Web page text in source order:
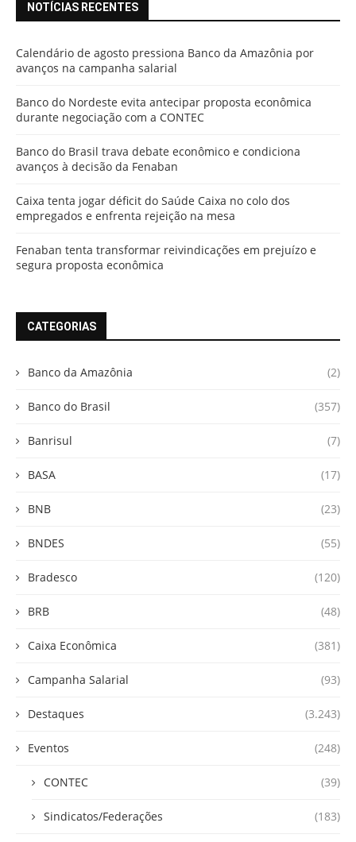
NOTÍCIAS RECENTES
Calendário de agosto pressiona Banco da Amazônia por
avanços na campanha salarial
Banco do Nordeste evita antecipar proposta econômica
durante negociação com a CONTEC
Banco do Brasil trava debate econômico e condiciona
avanços à decisão da Fenaban
Caixa tenta jogar déficit do Saúde Caixa no colo dos
empregados e enfrenta rejeição na mesa
Fenaban tenta transformar reivindicações em prejuízo e
segura proposta econômica
CATEGORIAS
Banco da Amazônia (2)
Banco do Brasil (357)
Banrisul (7)
BASA (17)
BNB (23)
BNDES (55)
Bradesco (120)
BRB (48)
Caixa Econômica (381)
Campanha Salarial (93)
Destaques (3.243)
Eventos (248)
CONTEC (39)
Sindicatos/Federações (183)